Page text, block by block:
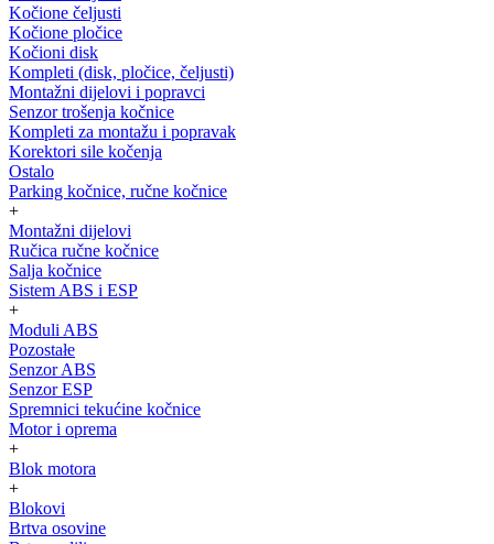
Kočione čeljusti
Kočione pločice
Kočioni disk
Kompleti (disk, pločice, čeljusti)
Montažni dijelovi i popravci
Senzor trošenja kočnice
Kompleti za montažu i popravak
Korektori sile kočenja
Ostalo
Parking kočnice, ručne kočnice
+
Montažni dijelovi
Ručica ručne kočnice
Salja kočnice
Sistem ABS i ESP
+
Moduli ABS
Pozostałe
Senzor ABS
Senzor ESP
Spremnici tekućine kočnice
Motor i oprema
+
Blok motora
+
Blokovi
Brtva osovine